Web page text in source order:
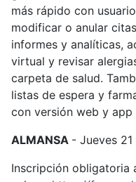
más rápido con
modificar o anular
informes y analíticas,
virtual y revisar
carpeta de salud.
listas de espera y
con versión web y app
ALMANSA - Jueves
Inscripción obligatoria